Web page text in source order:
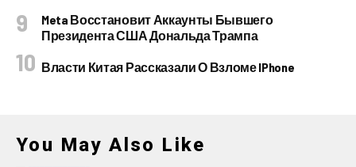
Meta Восстановит Аккаунты Бывшего
Президента США Дональда Трампа
Власти Китая Рассказали О Взломе IPhone
You May Also Like